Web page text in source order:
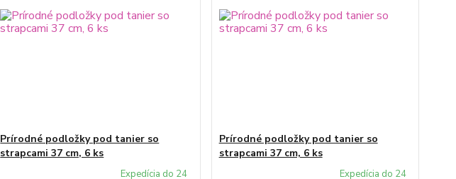
Prírodné podložky pod tanier so
strapcami 37 cm, 6 ks
Expedícia do 24
Prírodné podložky pod tanier so
strapcami 37 cm, 6 ks
Expedícia do 24